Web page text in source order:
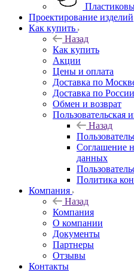
Проектирование изделий
Как купить
Назад
Как купить
Акции
Цены и оплата
Доставка по
Доставка по России
Обмен и возврат
Пользовательская
Назад
Соглашение
данных
Политика
Компания
Назад
Компания
О компании
Документы
Партнеры
Отзывы
Контакты